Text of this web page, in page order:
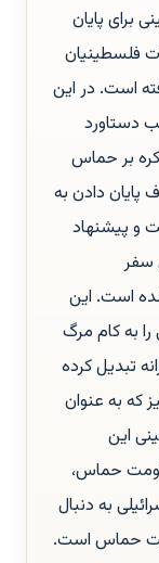
برای پایان
فلسطینیان
است. در این
دستاورد
بر حماس
پایان دادن به
و پیشنهاد
سفر
است. این
۵۷۰۰۰ فلسطینی را به کام مرگ
تبدیل کرده
نیز که به عنوان
این
حماس،
به دنبال
حماس است.